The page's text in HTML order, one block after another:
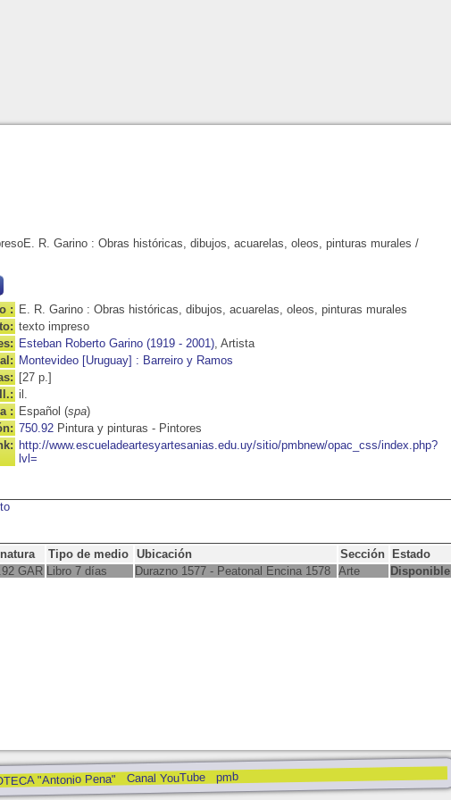
E. R. Garino : Obras históricas, dibujos, acuarelas, oleos, pinturas murales /
: E. R. Garino : Obras históricas, dibujos, acuarelas, oleos, pinturas murales
texto impreso
Esteban Roberto Garino (1919 - 2001) , Artista
Montevideo [Uruguay] : Barreiro y Ramos
[27 p.]
Il.: il.
: Español (spa)
750.92 Pintura y pinturas - Pintores
http://www.escueladeartesyartesanias.edu.uy/sitio/pmbnew/opac_css/index.php?
lvl=
Tipo de medio Ubicación Sección Estado
GAR Libro 7 días Durazno 1577 - Peatonal Encina 1578 Arte Disponible
"Antonio Pena" Canal YouTube pmb